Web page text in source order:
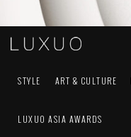
STYLE ART & CULTURE
LUXUO ASIA AWARDS